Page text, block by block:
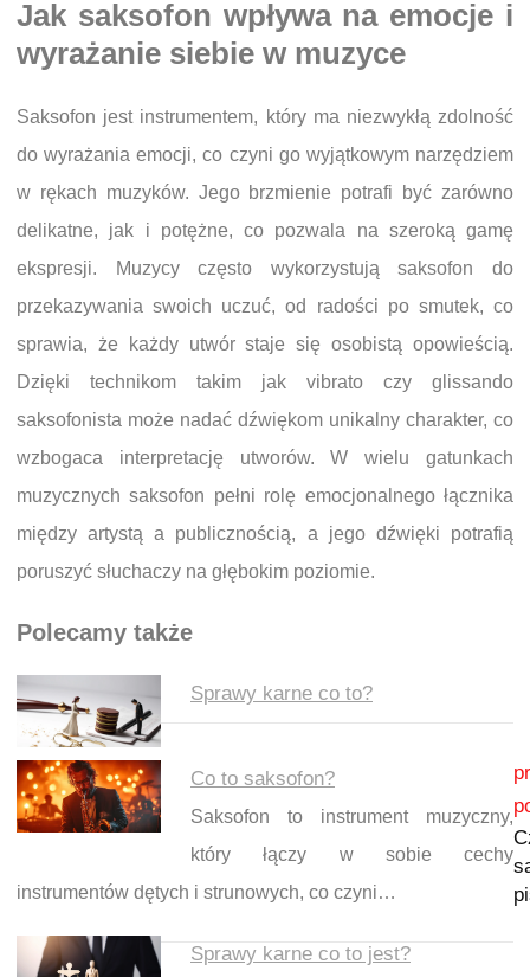
Jak saksofon wpływa na emocje i
wyrażanie siebie w muzyce
Saksofon jest instrumentem, który ma niezwykłą zdolność
do wyrażania emocji, co czyni go wyjątkowym narzędziem
w rękach muzyków. Jego brzmienie potrafi być zarówno
delikatne, jak i potężne, co pozwala na szeroką gamę
ekspresji. Muzycy często wykorzystują saksofon do
przekazywania swoich uczuć, od radości po smutek, co
sprawia, że każdy utwór staje się osobistą opowieścią.
Dzięki technikom takim jak vibrato czy glissando
saksofonista może nadać dźwiękom unikalny charakter, co
wzbogaca interpretację utworów. W wielu gatunkach
muzycznych saksofon pełni rolę emocjonalnego łącznika
między artystą a publicznością, a jego dźwięki potrafią
poruszyć słuchaczy na głębokim poziomie.
Polecamy także
Sprawy karne co to?
Co to saksofon?
Saksofon to instrument muzyczny,
który łączy w sobie cechy
instrumentów dętych i strunowych, co czyni…
Sprawy karne co to jest?
Nawigacja wpisu